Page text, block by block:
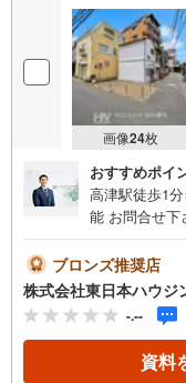
画像24枚
おすすめポイ
高津駅徒歩1
能 お問合せ下
築計画をご検
道と南側約
区画。店舗・
いただきやす
「高津」駅
駅周辺の飲
ブロンズ推奨店
株式会社東日本ハウジ
-.--
資料